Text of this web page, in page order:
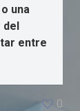
una
del
entre
0